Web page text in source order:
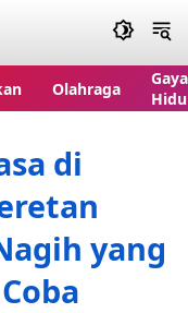
Olahraga
Gaya
di
yang